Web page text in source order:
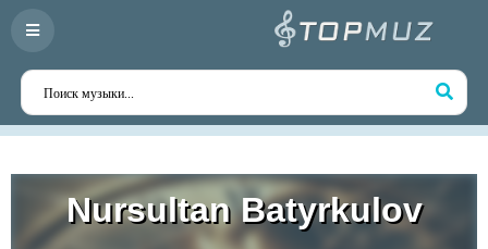
Nursultan Batyrkulov